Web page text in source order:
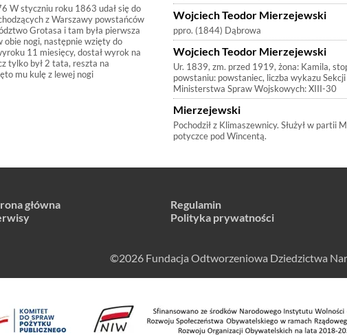
W styczniu roku 1863 udał się do
z Warszawy powstańców
Grotasa i tam była pierwsza
obie nogi, następnie wzięty do
11 miesięcy, dostał wyrok na
tylko był 2 tata, reszta na
mu kulę z lewej nogi
Wojciech Teodor Mierzejewski
ppro. (1844) Dąbrowa
Wojciech Teodor Mierzejewski
Ur. 1839, zm. przed 1919, żona: Kamila,
powstaniu: powstaniec, liczba wykazu
Ministerstwa Spraw Wojskowych: XIII-30
Mierzejewski
Pochodził z Klimaszewnicy. Służył w
potyczce pod Wincentą.
główna
Regulamin
Polityka prywatności
©2026 Fundacja Odtworzeniowa Dziedzictwa